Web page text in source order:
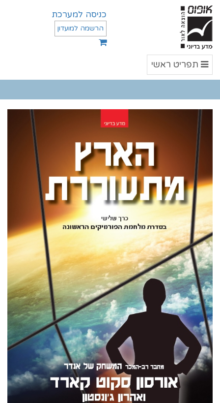
כניסה למערכת
הרשמה למועדון
תפריט
ראשי
תפריט ראשי